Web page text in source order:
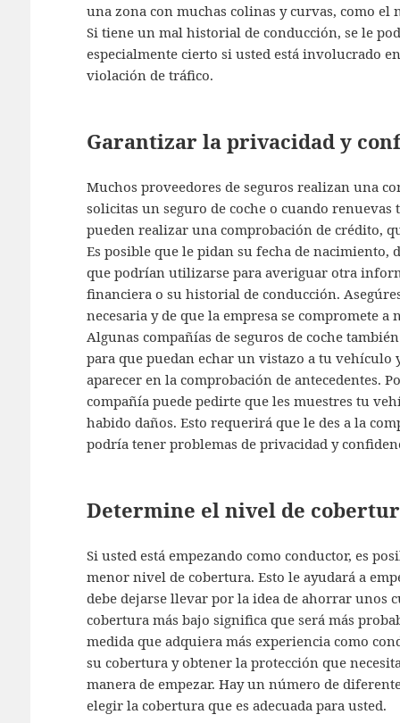
una zona con muchas colinas y curvas, como
Si tiene un mal historial de conducción, se le
especialmente cierto si usted está involucrado
violación de tráfico.
Garantizar la privacidad y
Muchos proveedores de seguros realizan una
solicitas un seguro de coche o cuando
pueden realizar una comprobación de crédito,
Es posible que le pidan su fecha de
que podrían utilizarse para averiguar otra
financiera o su historial de conducción.
necesaria y de que la empresa se compromete
Algunas compañías de seguros de coche
para que puedan echar un vistazo a tu
aparecer en la comprobación de antecedentes.
compañía puede pedirte que les muestres tu
habido daños. Esto requerirá que le des a la
podría tener problemas de privacidad y
Determine el nivel de
Si usted está empezando como conductor, es
menor nivel de cobertura. Esto le ayudará a
debe dejarse llevar por la idea de ahorrar unos
cobertura más bajo significa que será más
medida que adquiera más experiencia como
su cobertura y obtener la protección que
manera de empezar. Hay un número de
elegir la cobertura que es adecuada para usted.